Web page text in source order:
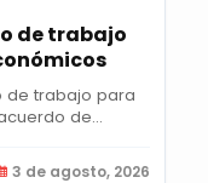
de trabajo
de trabajo para
de...
3 de agosto, 2026